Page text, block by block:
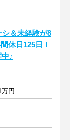
シ＆未経験が8
休日125日！
♪
万円